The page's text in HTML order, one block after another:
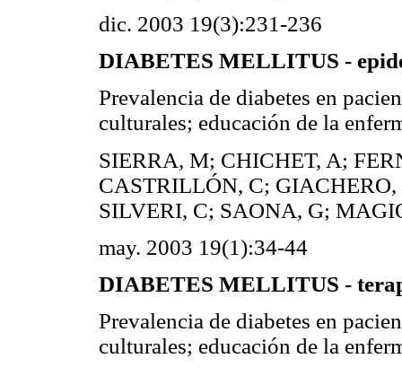
dic. 2003 19(3):231-236
DIABETES MELLITUS -
Prevalencia de diabetes en
culturales; educación de la
SIERRA, M; CHICHET, A;
CASTRILLÓN, C;
SILVERI, C; SAONA, G;
may. 2003 19(1):34-44
DIABETES MELLITUS -
Prevalencia de diabetes en
culturales; educación de la